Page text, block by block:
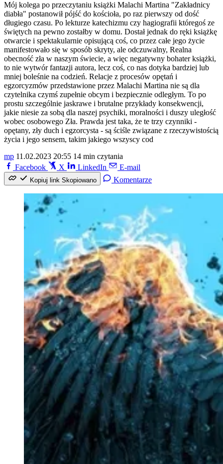
Mój kolega po przeczytaniu książki Malachi Martina "Zakładnicy
diabła" postanowił pójść do kościoła, po raz pierwszy od dość
długiego czasu. Po lekturze katechizmu czy hagiografii któregoś ze
świętych na pewno zostałby w domu. Dostał jednak do ręki książkę
otwarcie i spektakularnie opisującą coś, co przez całe jego życie
manifestowało się w sposób skryty, ale odczuwalny, Realna
obecność zła w naszym świecie, a więc negatywny bohater książki,
to nie wytwór fantazji autora, lecz coś, co nas dotyka bardziej lub
mniej boleśnie na codzień. Relacje z procesów opętań i
egzorcyzmów przedstawione przez Malachi Martina nie są dla
czytelnika czymś zupełnie obcym i bezpiecznie odległym. To po
prostu szczególnie jaskrawe i brutalne przykłady konsekwencji,
jakie niesie za sobą dla naszej psychiki, moralności i duszy uległość
wobec osobowego Zła. Prawda jest taka, że te trzy czynniki -
opętany, zły duch i egzorcysta - są ściśle związane z rzeczywistością
życia i jego sensem, takim jakiego wszyscy cod
mp 11.02.2023 20:55 14 min czytania
Facebook
X LinkedIn E-mail
Kopiuj link Skopiowano Komentarze